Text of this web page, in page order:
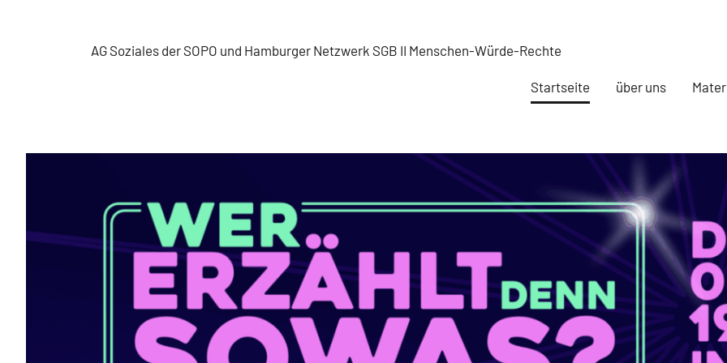
AG Soziales der SOPO und Hamburger Netzwerk SGB II Menschen-Würde-Rechte
Startseite über uns